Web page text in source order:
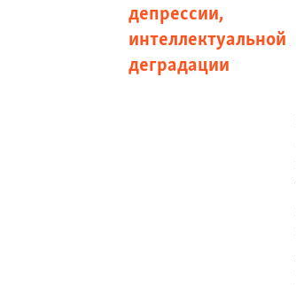
депрессии,
интеллектуальной
деградации